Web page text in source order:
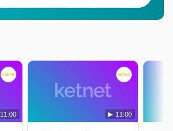
11:00 11:00